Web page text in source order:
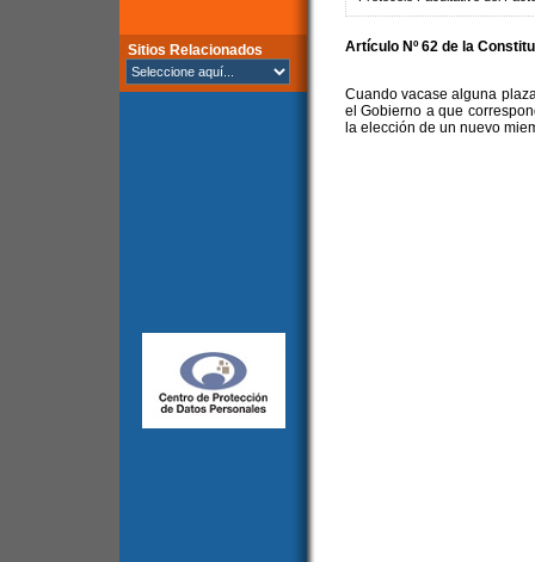
Sitios Relacionados Artículo Nº 62 de la
Cuando vacase alguna
el Gobierno a que
la elección de un nuevo